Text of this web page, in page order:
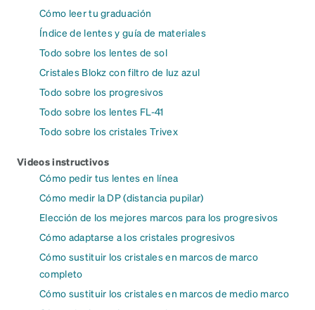
Cómo leer tu graduación
Índice de lentes y guía de materiales
Todo sobre los lentes de sol
Cristales Blokz con filtro de luz azul
Todo sobre los progresivos
Todo sobre los lentes FL-41
Todo sobre los cristales Trivex
Videos instructivos
Cómo pedir tus lentes en línea
Cómo medir la DP (distancia pupilar)
Elección de los mejores marcos para los progresivos
Cómo adaptarse a los cristales progresivos
Cómo sustituir los cristales en marcos de marco
completo
Cómo sustituir los cristales en marcos de medio marco